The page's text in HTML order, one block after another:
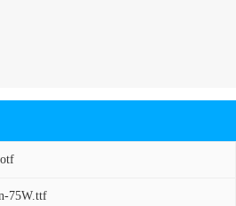
75W.ttf